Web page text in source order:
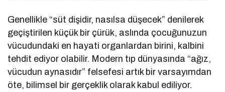
Genellikle “süt dişidir, nasılsa düşecek” denilerek
geçiştirilen küçük bir çürük, aslında çocuğunuzun
vücudundaki en hayati organlardan birini, kalbini
tehdit ediyor olabilir. Modern tıp dünyasında “ağız,
vücudun aynasıdır” felsefesi artık bir varsayımdan
öte, bilimsel bir gerçeklik olarak kabul ediliyor.